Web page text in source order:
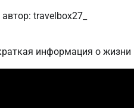
автор: travelbox27_